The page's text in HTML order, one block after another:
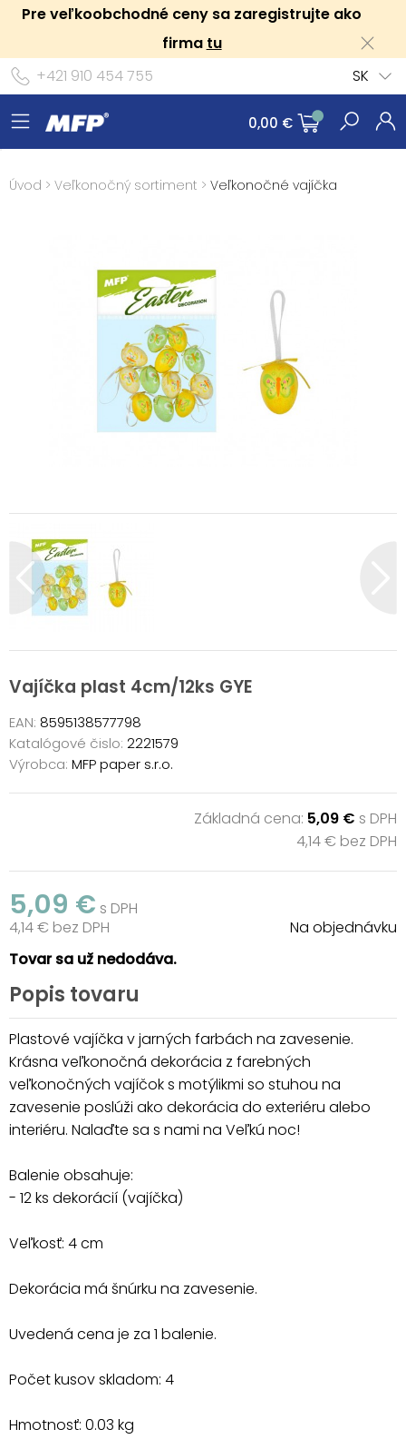
Pre veľkoobchodné ceny sa zaregistrujte ako
firma tu
+421 910 454 755
SK
0,00 €
Úvod > Veľkonočný sortiment > Veľkonočné vajíčka
Vajíčka plast 4cm/12ks GYE
EAN: 8595138577798
Katalógové čislo: 2221579
Výrobca: MFP paper s.r.o.
Základná cena: 5,09 € s DPH
4,14 € bez DPH
5,09 € s DPH
4,14 € bez DPH
Na objednávku
Tovar sa už nedodáva.
Popis tovaru
Plastové vajíčka v jarných farbách na zavesenie.
Krásna veľkonočná dekorácia z farebných
veľkonočných vajíčok s motýlikmi so stuhou na
zavesenie poslúži ako dekorácia do exteriéru alebo
interiéru. Nalaďte sa s nami na Veľkú noc!
Balenie obsahuje:
- 12 ks dekorácií (vajíčka)
Veľkosť: 4 cm
Dekorácia má šnúrku na zavesenie.
Uvedená cena je za 1 balenie.
Počet kusov skladom: 4
Hmotnosť: 0.03 kg